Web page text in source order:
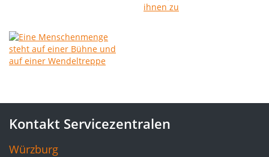
Kontakt Servicezentralen
Würzburg